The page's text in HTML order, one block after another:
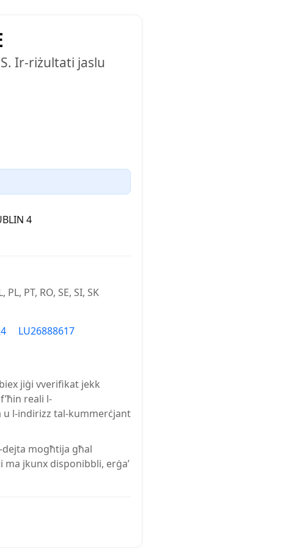
Ir-riżultati jaslu
4
PL, PT, RO, SE, SI, SK
LU26888617
jiġi vverifikat jekk
reali l-
l-indirizz tal-kummerċjant
mogħtija għal
ma jkunx disponibbli, erġa’